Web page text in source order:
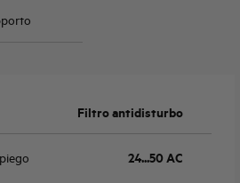
Filtro antidisturbo
24...50 AC